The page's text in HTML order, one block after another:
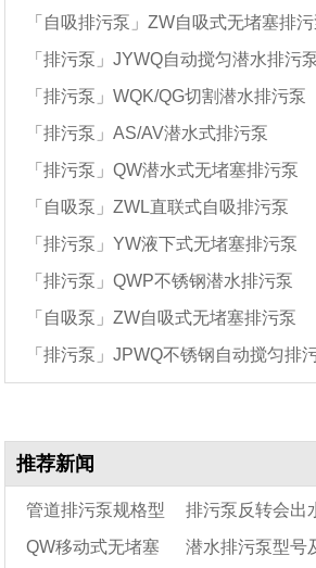
「自吸排污泵」ZW自吸式无堵塞排
「排污泵」JYWQ自动搅匀潜水排污
「排污泵」WQK/QG切割潜水排污泵
「排污泵」AS/AV潜水式排污泵
「排污泵」QW潜水式无堵塞排污泵
「自吸泵」ZWL直联式自吸排污泵
「排污泵」YW液下式无堵塞排污泵
「排污泵」QWP不锈钢潜水排污泵
「自吸泵」ZW自吸式无堵塞排污泵
「排污泵」JPWQ不锈钢自动搅匀排
推荐新闻
管道排污泵规格型
号表
排污泵反转会出
QW移动式无堵塞 潜水排污泵型号